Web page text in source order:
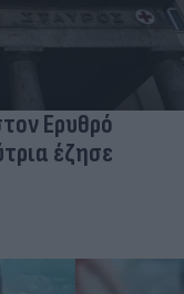
Ερυθρό
έζησε